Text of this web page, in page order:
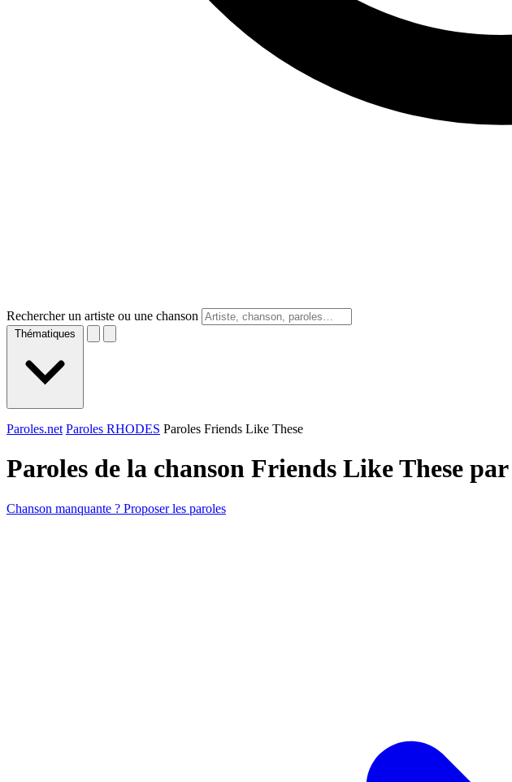
Rechercher un artiste ou une chanson
Thématiques
Paroles.net Paroles RHODES Paroles Friends Like These
Paroles de la chanson Friends Like These par
Chanson manquante ? Proposer les paroles